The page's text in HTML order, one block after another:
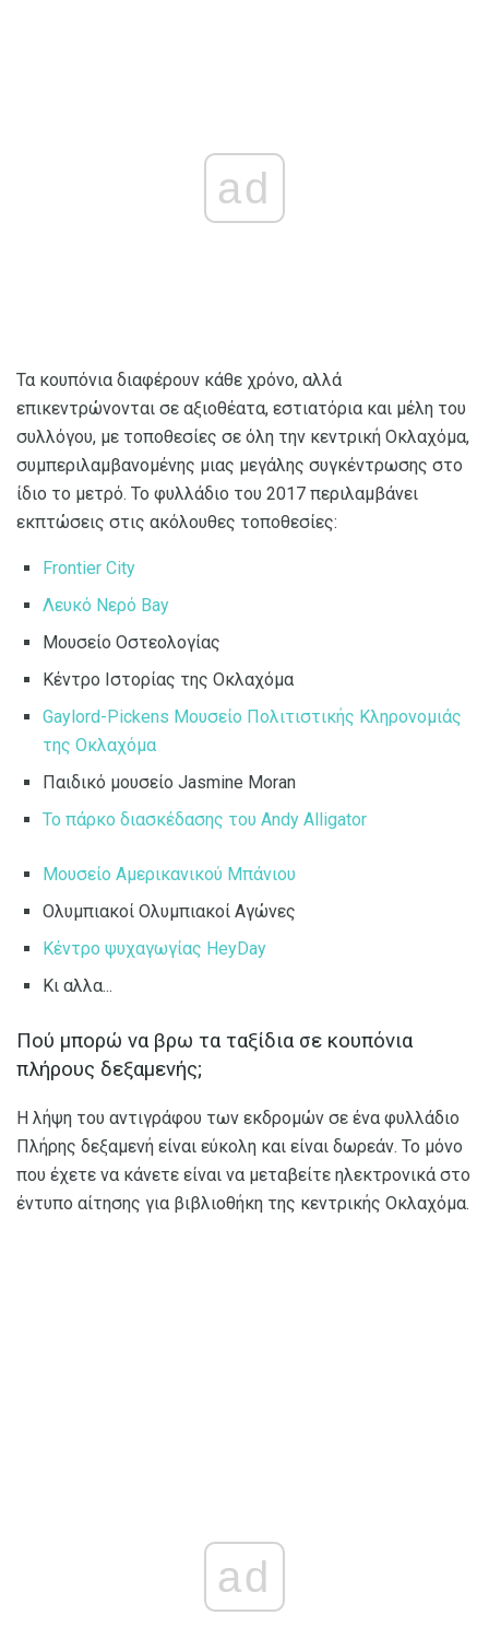
ad
Τα κουπόνια διαφέρουν κάθε χρόνο, αλλά
επικεντρώνονται σε αξιοθέατα, εστιατόρια και μέλη του
συλλόγου, με τοποθεσίες σε όλη την κεντρική Οκλαχόμα,
συμπεριλαμβανομένης μιας μεγάλης συγκέντρωσης στο
ίδιο το μετρό. Το φυλλάδιο του 2017 περιλαμβάνει
εκπτώσεις στις ακόλουθες τοποθεσίες:
Frontier City
Λευκό Νερό Bay
Μουσείο Οστεολογίας
Κέντρο Ιστορίας της Οκλαχόμα
Gaylord-Pickens Μουσείο Πολιτιστικής Κληρονομιάς
της Οκλαχόμα
Παιδικό μουσείο Jasmine Moran
Το πάρκο διασκέδασης του Andy Alligator
Μουσείο Αμερικανικού Μπάνιου
Ολυμπιακοί Ολυμπιακοί Αγώνες
Κέντρο ψυχαγωγίας HeyDay
Κι αλλα...
Πού μπορώ να βρω τα ταξίδια σε κουπόνια
πλήρους δεξαμενής;
Η λήψη του αντιγράφου των εκδρομών σε ένα φυλλάδιο
Πλήρης δεξαμενή είναι εύκολη και είναι δωρεάν. Το μόνο
που έχετε να κάνετε είναι να μεταβείτε ηλεκτρονικά στο
έντυπο αίτησης για βιβλιοθήκη της κεντρικής Οκλαχόμα.
ad